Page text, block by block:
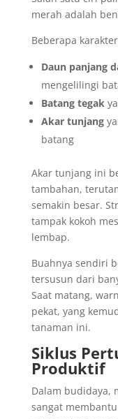
merah adalah
Beberapa
Daun panjang
mengelilingi
Batang tegak
Akar tunjang
batang
Akar tunjang ini
tambahan,
semakin besar.
tampak kokoh
lembap.
Buahnya sendiri
tersusun dari
Saat matang,
pekat, yang
tanaman ini.
Siklus
Produktif
Dalam budidaya,
sangat